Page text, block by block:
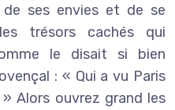
ses envies et de se
trésors cachés qui
le disait si bien
: « Qui a vu Paris
» Alors ouvrez grand les